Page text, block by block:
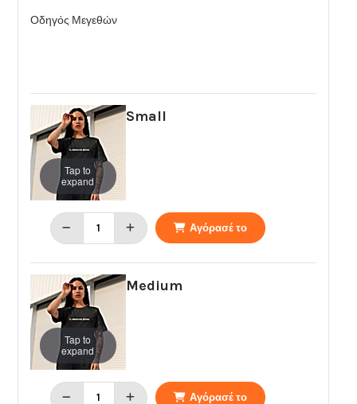
Οδηγός Μεγεθών
Tap to
expand
Small
Αγόρασέ το
Tap to
expand
Medium
Αγόρασέ το